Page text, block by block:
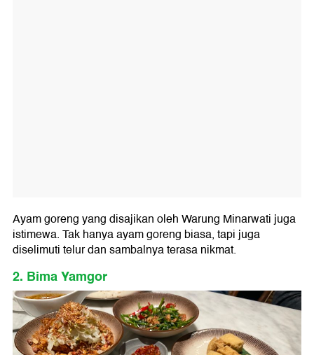
Ayam goreng yang disajikan oleh Warung Minarwati juga
istimewa. Tak hanya ayam goreng biasa, tapi juga
diselimuti telur dan sambalnya terasa nikmat.
2. Bima Yamgor